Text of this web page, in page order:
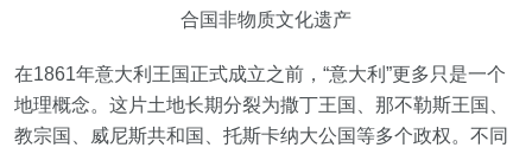
合国非物质文化遗产
在1861年意大利王国正式成立之前，“意大利”更多只是一个
地理概念。这片土地长期分裂为撒丁王国、那不勒斯王国、
教宗国、威尼斯共和国、托斯卡纳大公国等多个政权。不同